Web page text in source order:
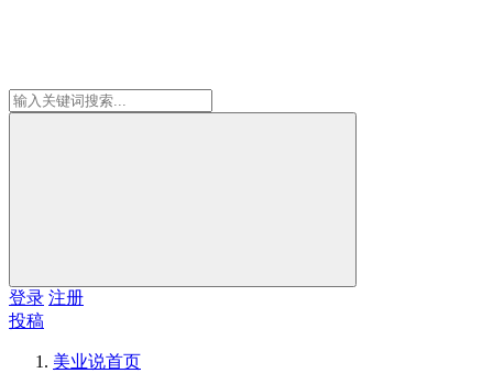
登录 注册
投稿
美业说首页